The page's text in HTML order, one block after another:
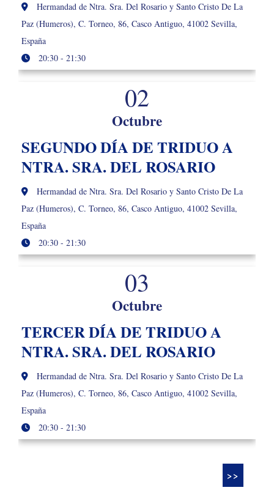
Hermandad de Ntra. Sra. Del Rosario y Santo Cristo De La
Paz (Humeros), C. Torneo, 86, Casco Antiguo, 41002 Sevilla,
España
20:30 - 21:30
02
Octubre
SEGUNDO DÍA DE TRIDUO A
NTRA. SRA. DEL ROSARIO
Hermandad de Ntra. Sra. Del Rosario y Santo Cristo De La
Paz (Humeros), C. Torneo, 86, Casco Antiguo, 41002 Sevilla,
España
20:30 - 21:30
03
Octubre
TERCER DÍA DE TRIDUO A
NTRA. SRA. DEL ROSARIO
Hermandad de Ntra. Sra. Del Rosario y Santo Cristo De La
Paz (Humeros), C. Torneo, 86, Casco Antiguo, 41002 Sevilla,
España
20:30 - 21:30
>>